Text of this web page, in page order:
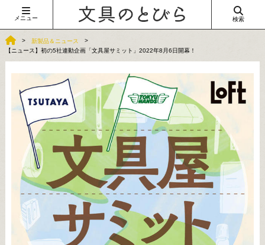
メニュー 検索
新製品＆ニュース
【ニュース】初の5社連動企画「文具屋サミット」2022年8月6日開幕！